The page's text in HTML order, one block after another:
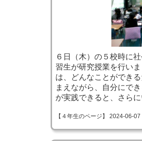
６日（木）の５校時に
習生が研究授業を行い
は、どんなことができ
まえながら、自分にで
が実践できると、さら
【４年生のページ】 2024-06-